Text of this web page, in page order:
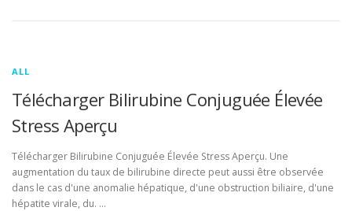
ALL
Télécharger Bilirubine Conjuguée Élevée
Stress Aperçu
Télécharger Bilirubine Conjuguée Élevée Stress Aperçu. Une
augmentation du taux de bilirubine directe peut aussi être observée
dans le cas d'une anomalie hépatique, d'une obstruction biliaire, d'une
hépatite virale, du. …